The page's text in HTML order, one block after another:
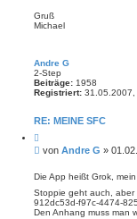
Gruß
Michael
Andre G
2-Step
Beiträge: 1958
Registriert: 31.05.2007,
RE: MEINE SFC
i
t
e
e
n
B
i
r
a
von Andre G »
Die App heißt Grok,
Stoppie geht auch, aber
912dc53d-f97c-4474-
Den Anhang muss man